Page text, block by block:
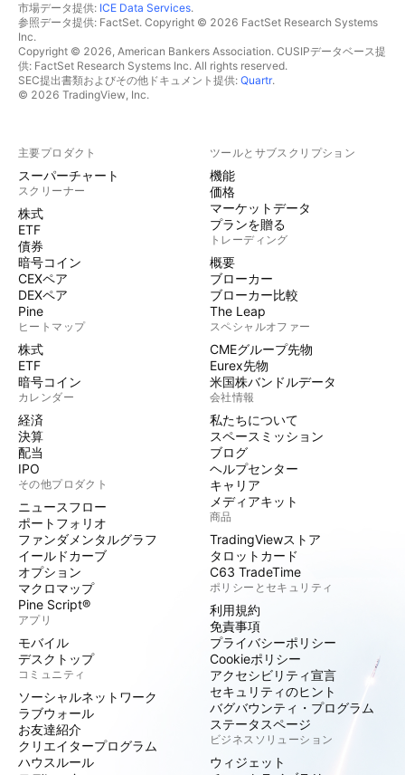
市場データ提供: ICE Data Services.
参照データ提供: FactSet. Copyright © 2026 FactSet Research Systems
Inc.
Copyright © 2026, American Bankers Association. CUSIPデータベース提
供: FactSet Research Systems Inc. All rights reserved.
SEC提出書類およびその他ドキュメント提供: Quartr.
© 2026 TradingView, Inc.
主要プロダクト
スーパーチャート
スクリーナー
株式
ETF
債券
暗号コイン
CEXペア
DEXペア
Pine
ヒートマップ
株式
ETF
暗号コイン
カレンダー
経済
決算
配当
IPO
その他プロダクト
ニュースフロー
ポートフォリオ
ファンダメンタルグラフ
イールドカーブ
オプション
マクロマップ
Pine Script®
アプリ
モバイル
デスクトップ
コミュニティ
ソーシャルネットワーク
ラブウォール
お友達紹介
クリエイタープログラム
ハウスルール
ツールとサブスクリプション
機能
価格
マーケットデータ
プランを贈る
トレーディング
概要
ブローカー
ブローカー比較
The Leap
スペシャルオファー
CMEグループ先物
Eurex先物
米国株バンドルデータ
会社情報
私たちについて
スペースミッション
ブログ
ヘルプセンター
キャリア
メディアキット
商品
TradingViewストア
タロットカード
C63 TradeTime
ポリシーとセキュリティ
利用規約
免責事項
プライバシーポリシー
Cookieポリシー
アクセシビリティ宣言
セキュリティのヒント
バグバウンティ・プログラム
ステータスページ
ビジネスソリューション
ウィジェット